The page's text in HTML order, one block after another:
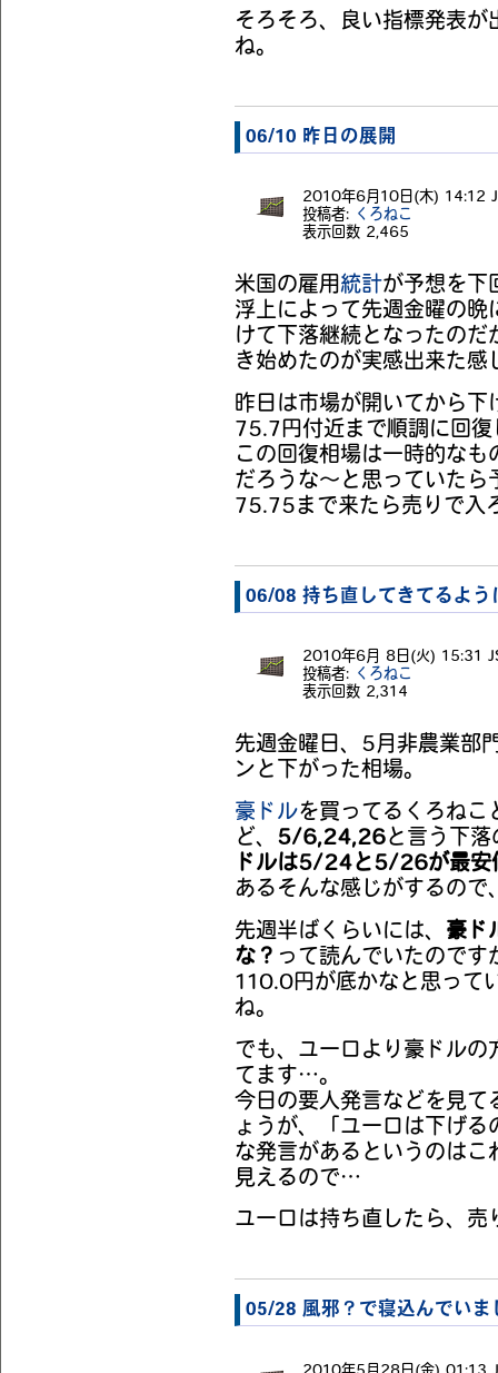
そろそろ、良い指標発表
ね。
06/10 昨日の展開
2010年6月10日(木) 14:12
投稿者:
くろねこ
表示回数 2,465
米国の雇用統計が予想を下
浮上によって先週金曜の晩
けて下落継続となったの
き始めたのが実感出来た感
昨日は市場が開いてから
75.7円付近まで順調に回
この回復相場は一時的な
だろうな～と思っていた
75.75まで来たら売りで入
06/08 持ち直してきてるよ
2010年6月 8日(火) 15:31
投稿者:
くろねこ
表示回数 2,314
先週金曜日、5月非農業部
ンと下がった相場。
豪ドルを買ってるくろねこ
ど、 5/6,24,26と言う下落
ドルは5/24と5/26が最安
あるそんな感じがするの
先週半ばくらいには、 豪ド
な？ って読んでいたので
110.0円が底かなと思って
ね。
でも、ユーロより豪ドル
てます…。
今日の要人発言などを見て
ょうが、「ユーロは下げる
な発言があるというのは
見えるので…
ユーロは持ち直したら、
05/28 風邪？で寝込んでいま